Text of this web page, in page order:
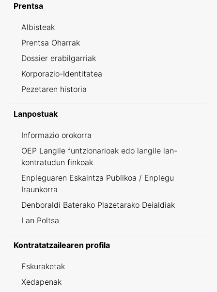
Prentsa
Albisteak
Prentsa Oharrak
Dossier erabilgarriak
Korporazio-Identitatea
Pezetaren historia
Lanpostuak
Informazio orokorra
OEP Langile funtzionarioak edo langile lan-
kontratudun finkoak
Enpleguaren Eskaintza Publikoa / Enplegu
Iraunkorra
Denboraldi Baterako Plazetarako Deialdiak
Lan Poltsa
Kontratatzailearen profila
Eskuraketak
Xedapenak